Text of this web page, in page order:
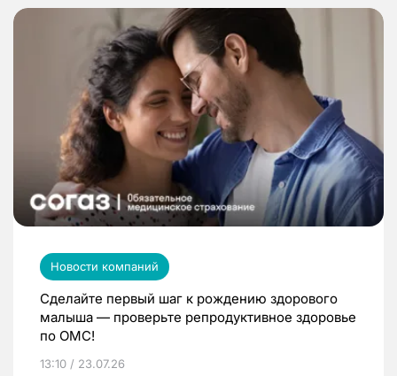
Новости компаний
Сделайте первый шаг к рождению здорового
малыша — проверьте репродуктивное здоровье
по ОМС!
13:10 / 23.07.26